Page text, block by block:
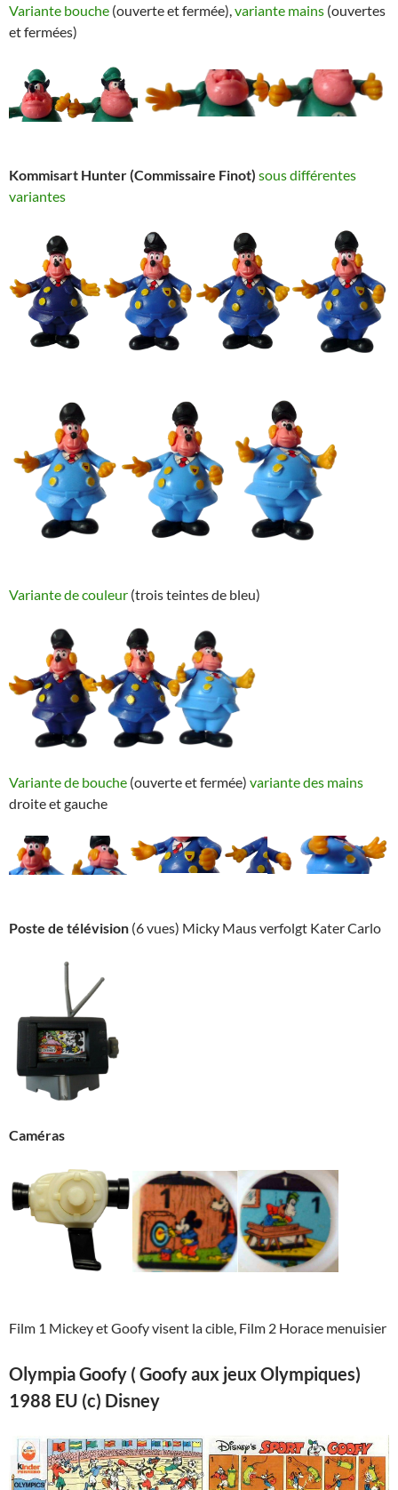
Variante bouche (ouverte et fermée), variante mains (ouvertes
et fermées)
Kommisart Hunter (Commissaire Finot) sous différentes
variantes
Variante de couleur (trois teintes de bleu)
Variante de bouche (ouverte et fermée) variante des mains
droite et gauche
Poste de télévision (6 vues) Micky Maus verfolgt Kater Carlo
Caméras
Film 1 Mickey et Goofy visent la cible, Film 2 Horace menuisier
Olympia Goofy ( Goofy aux jeux Olympiques)
1988 EU (c) Disney